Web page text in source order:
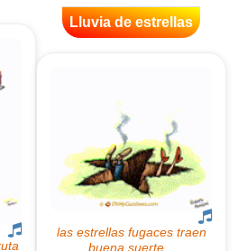
Lluvia de estrellas